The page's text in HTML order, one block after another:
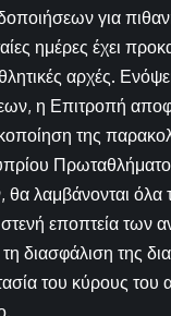
για
ημέρες έχει
αρχές.
η Επιτροπή
της
θα λαμβάνονται όλα
στενή εποπτεία των
διασφάλιση της
του κύρους του